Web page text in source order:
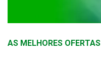
AS MELHORES OFERTAS